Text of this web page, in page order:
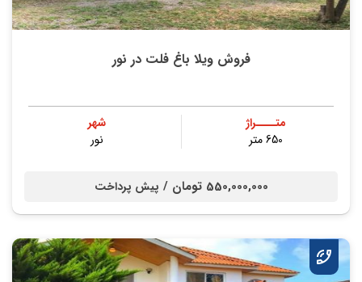
فروش ویلا باغ فلت در نور
متــــراژ
650 متر
شهر
نور
550,000,000 تومان / پیش پرداخت